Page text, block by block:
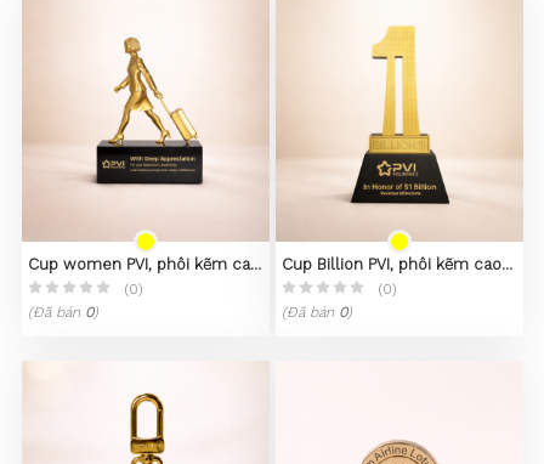
Cup women PVI, phôi kẽm cao
cấp
(0)
(Đã bán 0)
Cup Billion PVI, phôi kẽm cao
cấp
(0)
(Đã bán 0)